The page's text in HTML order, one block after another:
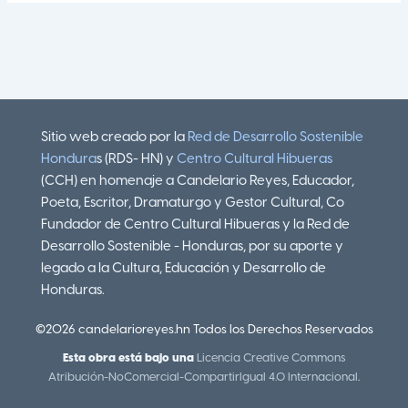
Sitio web creado por la Red de Desarrollo Sostenible
Honduras (RDS- HN) y Centro Cultural Hibueras
(CCH) en homenaje a Candelario Reyes, Educador,
Poeta, Escritor, Dramaturgo y Gestor Cultural, Co
Fundador de Centro Cultural Hibueras y la Red de
Desarrollo Sostenible - Honduras, por su aporte y
legado a la Cultura, Educación y Desarrollo de
Honduras.
©2026 candelarioreyes.hn Todos los Derechos Reservados
Esta obra está bajo una Licencia Creative Commons
Atribución-NoComercial-CompartirIgual 4.0 Internacional .